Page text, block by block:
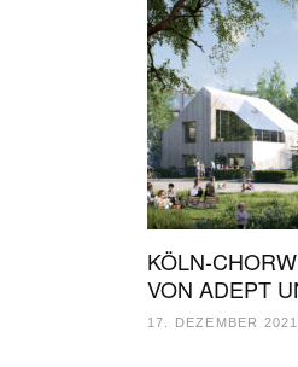
KÖLN-
VON ADEPT
17. DEZEMBER 2021